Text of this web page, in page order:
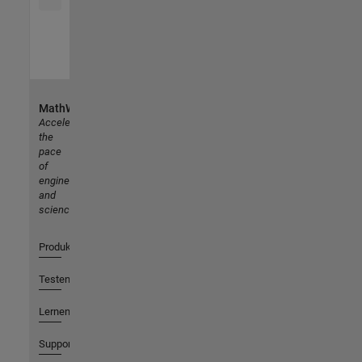
MathWorks
Accelerating
the
pace
of
engineering
and
science
Produkte
Testen oder Kaufen
Lernen
Support